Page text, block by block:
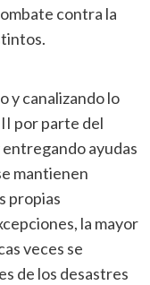
contra la
y canalizando lo
por parte del
ayudas
mantienen
propias
la mayor
veces se
de los desastres